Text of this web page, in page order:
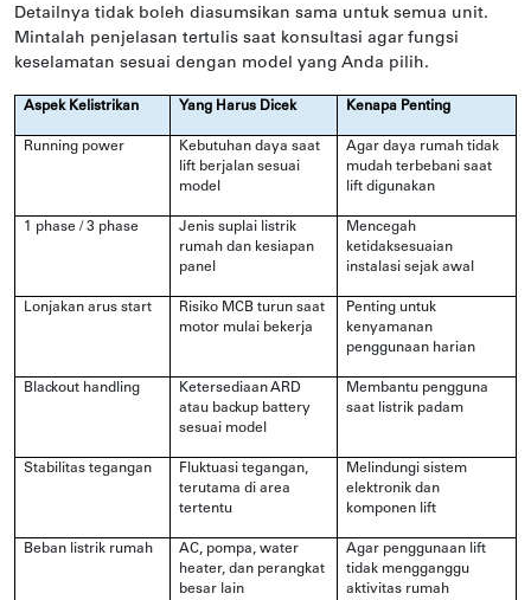
Detailnya tidak boleh diasumsikan sama untuk semua unit.
Mintalah penjelasan tertulis saat konsultasi agar fungsi
keselamatan sesuai dengan model yang Anda pilih.
Aspek Kelistrikan Yang Harus Dicek Kenapa Penting
Running power
Kebutuhan daya saat
lift berjalan sesuai
model
Agar daya rumah tidak
mudah terbebani saat
lift digunakan
1 phase / 3 phase
Jenis suplai listrik
rumah dan kesiapan
panel
Mencegah
ketidaksesuaian
instalasi sejak awal
Lonjakan arus start
Risiko MCB turun saat
motor mulai bekerja
Penting untuk
kenyamanan
penggunaan harian
Blackout handling
Ketersediaan ARD
atau backup battery
sesuai model
Membantu pengguna
saat listrik padam
Stabilitas tegangan
Fluktuasi tegangan,
terutama di area
tertentu
Melindungi sistem
elektronik dan
komponen lift
Beban listrik rumah
AC, pompa, water
heater, dan perangkat
besar lain
Agar penggunaan lift
tidak mengganggu
aktivitas rumah